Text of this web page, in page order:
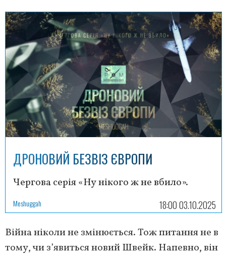
ДРОНОВИЙ БЕЗВІЗ ЄВРОПИ
Чергова серія «Ну нікого ж не вбило».
Meshuggah 18:00 03.10.2025
Війна ніколи не змінюється. Тож питання не в
тому, чи з’явиться новий Швейк. Напевно, він